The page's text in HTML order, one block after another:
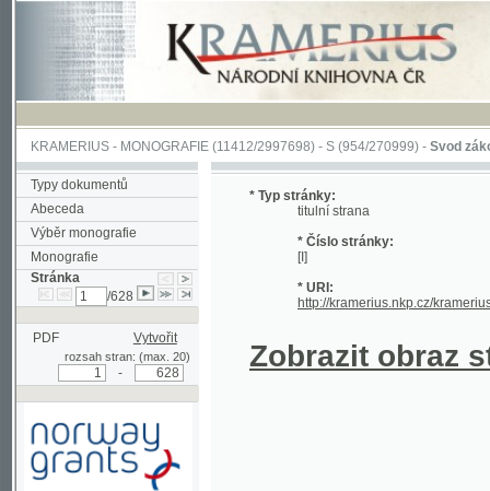
KRAMERIUS-MONOGRAFIE(11412/2997698) -S (954/270999)-Svod zákonův
Typy dokumentů
Abeceda
Výběr monografie
Monografie
Stránka
/628
PDF Vytvořit
rozsah stran: (max. 20)
Podpořeno grantem z Norska
prostřednictvím Norského
* Typ stránky:
titulní strana
* Číslo stránky:
* URI: